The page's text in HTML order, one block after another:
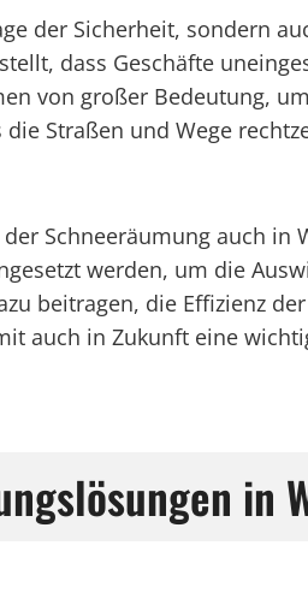
der Sicherheit, sondern
dass Geschäfte
von großer Bedeutung,
Straßen und Wege
Schneeräumung auch
werden, um die
beitragen, die Effizienz
auch in Zukunft eine
in